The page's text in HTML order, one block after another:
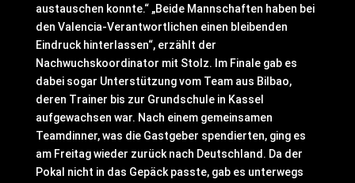
austauschen konnte.“ „Beide Mannschaften haben bei
den Valencia-Verantwortlichen einen bleibenden
Eindruck hinterlassen“, erzählt der
Nachwuchskoordinator mit Stolz. Im Finale gab es
dabei sogar Unterstützung vom Team aus Bilbao,
deren Trainer bis zur Grundschule in Kassel
aufgewachsen war. Nach einem gemeinsamen
Teamdinner, was die Gastgeber spendierten, ging es
am Freitag wieder zurück nach Deutschland. Da der
Pokal nicht in das Gepäck passte, gab es unterwegs